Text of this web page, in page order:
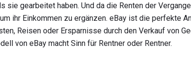
sie gearbeitet haben. Und da die Renten der
ihr Einkommen zu ergänzen. eBay ist die perfekte
Reisen oder Ersparnisse durch den Verkauf von
von eBay macht Sinn für Rentner oder Rentner.